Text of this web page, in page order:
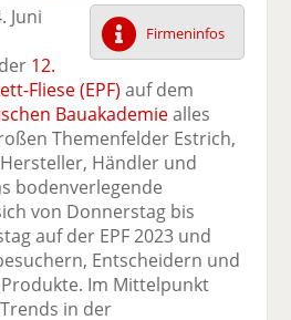
uf
F
ac
e
b
o
o
k
te
il
e
n
wi
tt
er
n
uf
Li
n
k
e
di
n
il
e
n
er
E
m
l
v
d
e
n
ck
e
Firmeninfos
Juni
12.
Fliese (EPF) auf dem
Bauakademiealles
Themenfelder Estrich,
Händler und
bodenverlegende
von Donnerstag bis
auf der EPF 2023 und
Entscheidern und
Im Mittelpunkt
in der